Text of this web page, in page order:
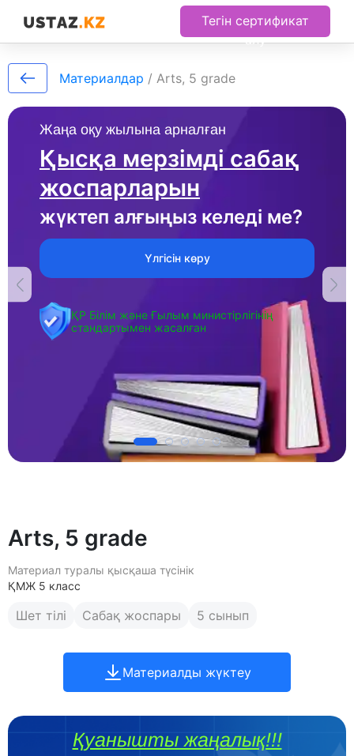
Тегін сертификат
алу
Жаңа оқу жылына арналған
Қысқа мерзімді сабақ
жоспарларын
жүктеп алғыңыз келеді ме?
Үлгісін көру
ҚР Білім және Ғылым министірлігінің
стандартымен жасалған
Материалдар / Arts, 5 grade
Arts, 5 grade
Материал туралы қысқаша түсінік
ҚМЖ 5 класс
Шет тілі Сабақ жоспары 5 сынып
Материалды жүктеу
Қуанышты жаңалық!!!